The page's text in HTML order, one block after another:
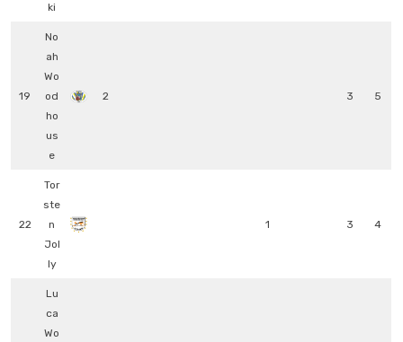
ki
19
No
ah
Wo
od
ho
us
e
2 3 5
22
Tor
ste
n
Jol
ly
1 3 4
Lu
ca
Wo